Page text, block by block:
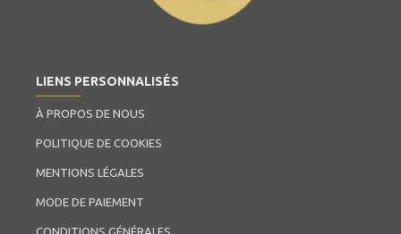
LIENS PERSONNALISÉS
À PROPOS DE NOUS
POLITIQUE DE COOKIES
MENTIONS LÉGALES
MODE DE PAIEMENT
CONDITIONS GÉNÉRALES